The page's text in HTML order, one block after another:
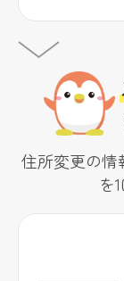
住所変更の情
を